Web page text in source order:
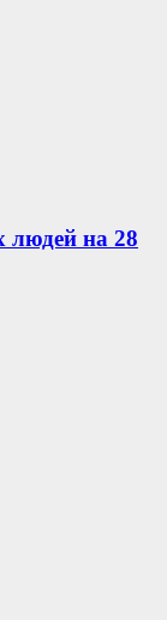
людей на 28